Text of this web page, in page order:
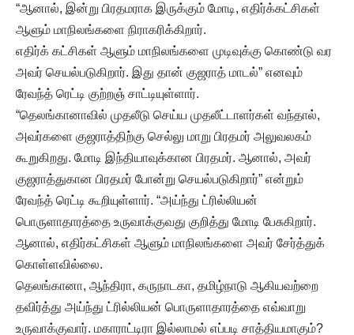
“ஆனால், இன்று பிரதமராக இருக்கும் மோடி, எதிர்க்கட்சிகள்
ஆளும் மாநிலங்களை நிராகரிக்கிறார்.
எதிர்க் கட்சிகள் ஆளும் மாநிலங்களை முடிவுக்கு கொண்டு வர
அவர் செயல்படுகிறார். இது தான் குஜராத் மாடல்” எனவும்
ரேவந்த் ரெட்டி குற்றஞ் சாட்டியுள்ளார்.
“தெலங்கானாவில் முதலீடு செய்ய முதலீட்டாளர்கள் வந்தால்,
அவர்களை குஜராத்திற்கு செல்லு மாறு பிரதமர் அலுவலகம்
கூறுகிறது. மோடி இந்தியாவுக்கான பிரதமர். ஆனால், அவர்
குஜராத்துகான பிரதமர் போன்று செயல்படுகிறார்” என்றும்
ரேவந்த் ரெட்டி கூறியுள்ளார். “அய்ந்து ட்ரில்லியன்
பொருளாதாரத்தை உருவாக்குவது குறித்து மோடி பேசுகிறார்.
ஆனால், எதிர்கட்சிகள் ஆளும் மாநிலங்களை அவர் சேர்த்துக்
கொள்ளவில்லை.
தெலங்கானா, ஆந்திரா, கருநாடகா, தமிழ்நாடு ஆகியவற்றை
தவிர்த்து அய்ந்து ட்ரில்லியன் பொருளாதாரத்தை எவ்வாறு
உருவாக்குவார். மகாராட்டிரா இல்லாமல் எப்படி சாத்தியமாகும்?